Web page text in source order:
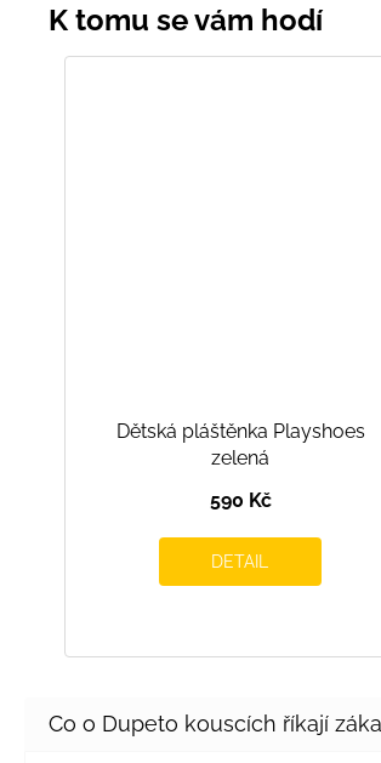
Dětská pláštěnka Playshoes
zelená
590 Kč
DETAIL